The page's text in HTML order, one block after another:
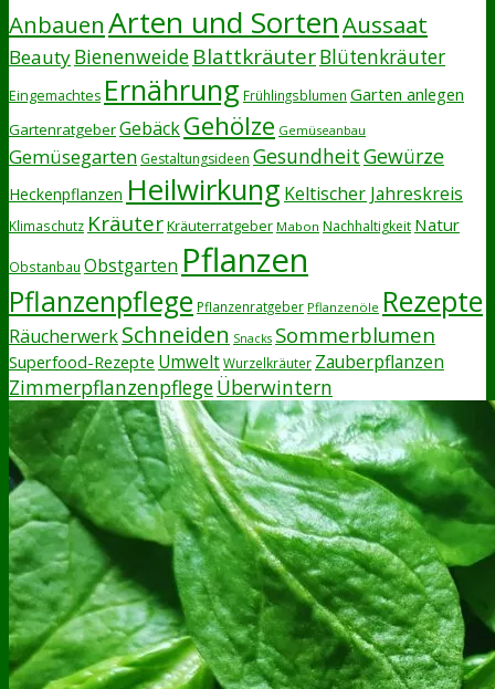
AnbauenArten und SortenAussaat
BeautyBienenweide BlattkräuterBlütenkräuter
Eingemachtes Ernährung Frühlingsblumen Garten anlegen
GartenratgeberGebäckGehölze Gemüseanbau
Gemüsegarten Gestaltungsideen GesundheitGewürze
Heckenpflanzen Heilwirkung Keltischer Jahreskreis
Klimaschutz KräuterKräuterratgeber Mabon Nachhaltigkeit Natur
Obstanbau Obstgarten Pflanzen
Pflanzenpflege Pflanzenratgeber Pflanzenöle Rezepte
RäucherwerkSchneiden Snacks Sommerblumen
Superfood-Rezepte UmweltWurzelkräuter Zauberpflanzen
ZimmerpflanzenpflegeÜberwintern